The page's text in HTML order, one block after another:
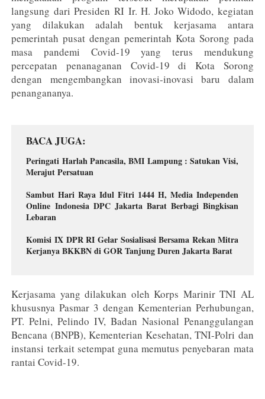
langsung dari Presiden RI Ir. H. Joko Widodo, kegiatan
yang dilakukan adalah bentuk kerjasama antara
pemerintah pusat dengan pemerintah Kota Sorong pada
masa pandemi Covid-19 yang terus mendukung
percepatan penanaganan Covid-19 di Kota Sorong
dengan mengembangkan inovasi-inovasi baru dalam
penangananya.
BACA JUGA
Peringati Harlah Pancasila, BMI Lampung : Satukan Visi,
Merajut Persatuan
Sambut Hari Raya Idul Fitri 1444 H, Media Independen
Online Indonesia DPC Jakarta Barat Berbagi Bingkisan
Lebaran
Komisi IX DPR RI Gelar Sosialisasi Bersama Rekan Mitra
Kerjanya BKKBN di GOR Tanjung Duren Jakarta Barat
Kerjasama yang dilakukan oleh Korps Marinir TNI AL
khususnya Pasmar 3 dengan Kementerian Perhubungan,
PT. Pelni, Pelindo IV, Badan Nasional Penanggulangan
Bencana (BNPB), Kementerian Kesehatan, TNI-Polri dan
instansi terkait setempat guna memutus penyebaran mata
rantai Covid-19.